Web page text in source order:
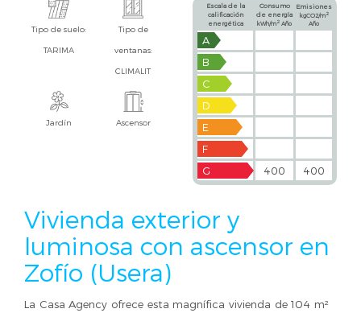
Tipo de suelo:
TARIMA
Tipo de
ventanas:
CLIMALIT
Jardín Ascensor
Escala de la
calificación
energética
Consumo
de energía
kWh/m2 Año
Emisiones
kgCO2/m 2
Año
A
B
C
D
E
F
G
400 400
Vivienda exterior y
luminosa con ascensor en
Zofío (Usera)
La Casa Agency ofrece esta magnífica vivienda de 104 m²